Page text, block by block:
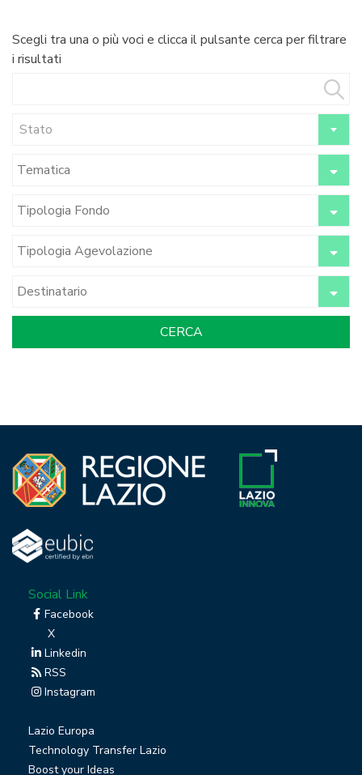
Scegli tra una o più voci e clicca il pulsante cerca per filtrare
i risultati
Stato
Social Link
Facebook
X
Linkedin
RSS
Instagram
Lazio Europa
Technology Transfer Lazio
Boost your Ideas